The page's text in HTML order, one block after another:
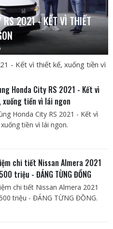
RS 2021 - KẾT VÌ THIẾT
- Kết vì thiết kế, xuống tiền vì
Honda City RS 2021 - Kết vì
tiền vì lái ngon
Honda City RS 2021 - Kết vì
tiền vì lái ngon.
chi tiết Nissan Almera 2021
triệu - ĐÁNG TỪNG ĐỒNG
chi tiết Nissan Almera 2021
triệu - ĐÁNG TỪNG ĐỒNG.